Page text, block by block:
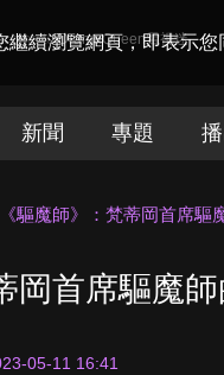
續瀏覽網頁，即表示您
toDramaQueen電視迷
新聞 專題
《驅魔師》：梵蒂岡首席驅
岡首席驅魔
05-11 16:41